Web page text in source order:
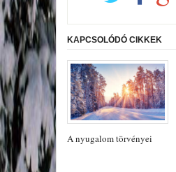
KAPCSOLÓDÓ CIKKEK
A nyugalom törvényei